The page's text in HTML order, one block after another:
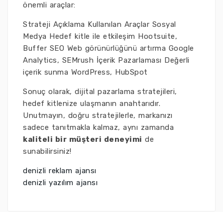
önemli araçlar:
Strateji Açıklama Kullanılan Araçlar Sosyal
Medya Hedef kitle ile etkileşim Hootsuite,
Buffer SEO Web görünürlüğünü artırma Google
Analytics, SEMrush İçerik Pazarlaması Değerli
içerik sunma WordPress, HubSpot
Sonuç olarak, dijital pazarlama stratejileri,
hedef kitlenize ulaşmanın anahtarıdır.
Unutmayın, doğru stratejilerle, markanızı
sadece tanıtmakla kalmaz, aynı zamanda
kaliteli bir müşteri deneyimi de
sunabilirsiniz!
denizli reklam ajansı
denizli yazılım ajansı